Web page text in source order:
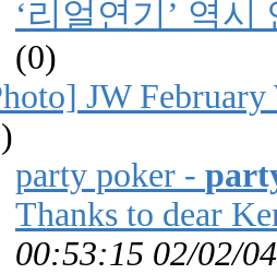
‘리얼연기’ 역
(0)
JW February
party poker -
Thanks to dear
00:53:15 02/02/04